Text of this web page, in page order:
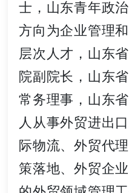
士，山东青年政
方向为企业管理
层次人才，山东
院副院长，山东
常务理事，山东
人从事外贸进出
际物流、外贸代
策落地、外贸企